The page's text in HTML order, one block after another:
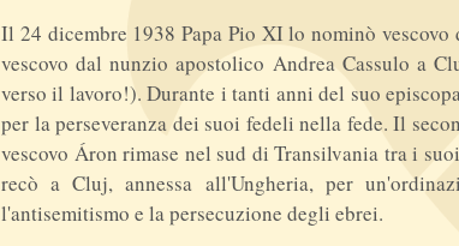
Il 24 dicembre 1938 Papa Pio XI lo nominò
vescovo dal nunzio apostolico Andrea Cassulo a
verso il lavoro!). Durante i tanti anni del suo
per la perseveranza dei suoi fedeli nella fede. Il
vescovo Áron rimase nel sud di Transilvania tra i
recò a Cluj, annessa all'Ungheria, per
l'antisemitismo e la persecuzione degli ebrei.